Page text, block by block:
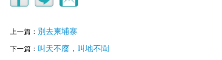
上一篇： 別去柬埔寨
下一篇： 叫天不廧，叫地不聞